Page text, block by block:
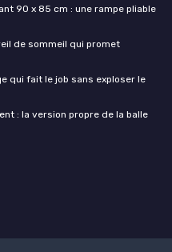
90 x 85 cm : une rampe pliable
de sommeil qui promet
qui fait le job sans exploser le
: la version propre de la balle